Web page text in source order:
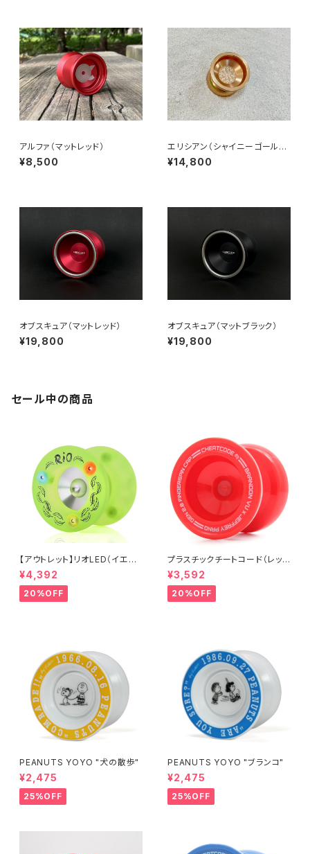
アルファ（マットレッド）
¥8,500
エリシアン（シャイニーゴール
ド）
¥14,800
オブスキュア（マットレッド）
¥19,800
オブスキュア（マットブラック）
¥19,800
セール中の商品
【アウトレット】リオLED（イエロ
ー）
¥4,392
20%OFF
プラスチックチートコード（レッ
ド）
¥3,592
20%OFF
PEANUTS YOYO "犬の散歩"
¥2,475
25%OFF
PEANUTS YOYO "ブランコ"
¥2,475
25%OFF